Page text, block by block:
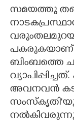
സമയത്തു
പകരുകയാണ്
ബിംബത്തെ
അവനവൻ